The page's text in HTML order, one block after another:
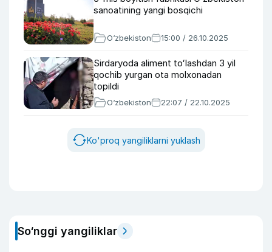
sanoatining yangi bosqichi
O‘zbekiston 15:00 / 26.10.2025
Sirdaryoda aliment toʻlashdan 3 yil
qochib yurgan ota molxonadan
topildi
O‘zbekiston 22:07 / 22.10.2025
Ko'proq yangiliklarni yuklash
So‘nggi yangiliklar